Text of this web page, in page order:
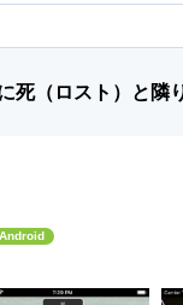
（ロスト）と隣
Android